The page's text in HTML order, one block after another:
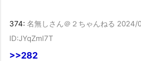
374: 名無しさん＠２ちゃんねる 2024/
ID:JYqZml7T
>>282